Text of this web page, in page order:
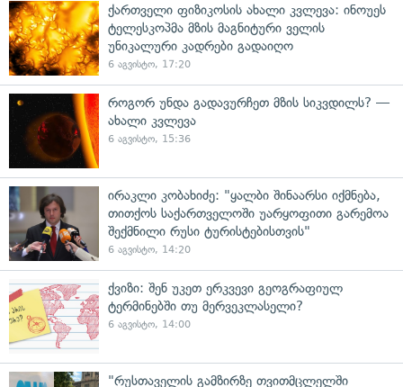
ქართველი ფიზიკოსის ახალი კვლევა: ინოუეს
ტელესკოპმა მზის მაგნიტური ველის
უნიკალური კადრები გადაიღო
6 აგვისტო, 17:20
როგორ უნდა გადავურჩეთ მზის სიკვდილს? —
ახალი კვლევა
6 აგვისტო, 15:36
ირაკლი კობახიძე: "ყალბი შინაარსი იქმნება,
თითქოს საქართველოში უარყოფითი გარემოა
შექმნილი რუსი ტურისტებისთვის"
6 აგვისტო, 14:20
ქვიზი: შენ უკეთ ერკვევი გეოგრაფიულ
ტერმინებში თუ მერვეკლასელი?
6 აგვისტო, 14:00
"რუსთაველის გამზირზე თვითმცლელში